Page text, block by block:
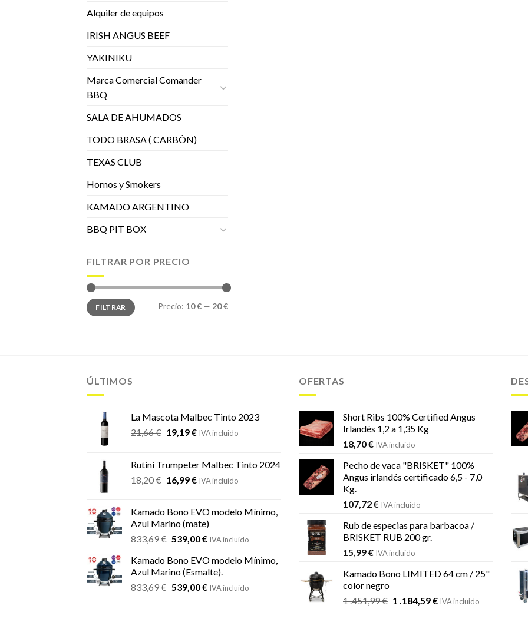
Alquiler de equipos
IRISH ANGUS BEEF
YAKINIKU
Marca Comercial Comander
BBQ
SALA DE AHUMADOS
TODO BRASA ( CARBÓN)
TEXAS CLUB
Hornos y Smokers
KAMADO ARGENTINO
BBQ PIT BOX
FILTRAR POR PRECIO
Precio
mínimo
Precio
máximo
FILTRAR Precio: 10 € — 20 €
ÚLTIMOS
La Mascota Malbec Tinto 2023
21,66€ El
era:
21,66 €.
19,19€El
es:
19,19 €.
IVA incluido
Rutini Trumpeter Malbec Tinto 2024
18,20€ El
era:
18,20 €.
16,99€El
es:
16,99 €.
IVA incluido
Kamado Bono EVO modelo Mínimo,
Azul Marino (mate)
833,69€ El
original
era:
833,69 €.
539,00€El
actual
es:
539,00 €.
IVA incluido
Kamado Bono EVO modelo Mínimo,
Azul Marino (Esmalte).
833,69€ El
539,00€ElIVA incluido
OFERTAS
Short Ribs 100% Certified Angus
Irlandés 1,2 a 1,35 Kg
18,70€ IVA incluido
Pecho de vaca "BRISKET" 100%
Angus irlandés certificado 6,5 - 7,0
Kg.
107,72€ IVA incluido
Rub de especias para barbacoa /
BRISKET RUB 200 gr.
15,99€ IVA incluido
Kamado Bono LIMITED 64 cm / 25"
color negro
1 .451,99€ El
1 .184,59€ElIVA incluido